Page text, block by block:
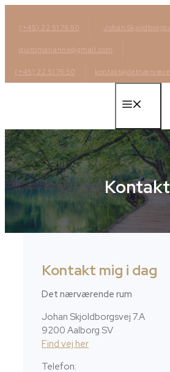
(+45) 22 51 76 50 Johan
quitomarianne@gmail.com
(+45) 22 51 76 50
Kontakt
Kontakt mig i dag
Det nærværende rum
Johan Skjoldborgsvej 7.A
9200 Aalborg SV
Find vej her
Telefon: